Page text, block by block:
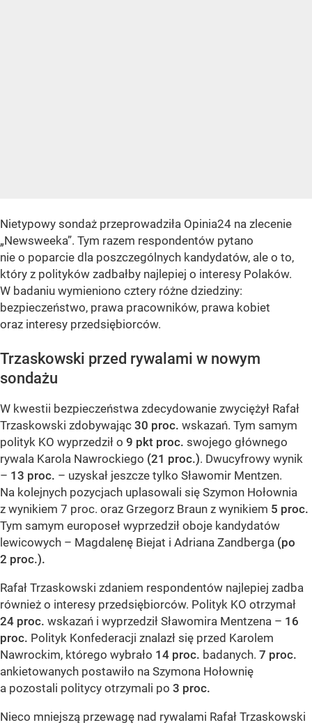
Nietypowy sondaż przeprowadziła Opinia24 na zlecenie
„Newsweeka”. Tym razem respondentów pytano
nie o poparcie dla poszczególnych kandydatów, ale o to,
który z polityków zadbałby najlepiej o interesy Polaków.
W badaniu wymieniono cztery różne dziedziny:
bezpieczeństwo, prawa pracowników, prawa kobiet
oraz interesy przedsiębiorców.
Trzaskowski przed rywalami w nowym
sondażu
W kwestii bezpieczeństwa zdecydowanie zwyciężył Rafał
Trzaskowski zdobywając 30 proc. wskazań. Tym samym
polityk KO wyprzedził o 9 pkt proc. swojego głównego
rywala Karola Nawrockiego (21 proc.). Dwucyfrowy wynik
– 13 proc. – uzyskał jeszcze tylko Sławomir Mentzen.
Na kolejnych pozycjach uplasowali się Szymon Hołownia
z wynikiem 7 proc. oraz Grzegorz Braun z wynikiem 5 proc.
Tym samym europoseł wyprzedził oboje kandydatów
lewicowych – Magdalenę Biejat i Adriana Zandberga (po
2 proc.).
Rafał Trzaskowski zdaniem respondentów najlepiej zadba
również o interesy przedsiębiorców. Polityk KO otrzymał
24 proc. wskazań i wyprzedził Sławomira Mentzena – 16
proc. Polityk Konfederacji znalazł się przed Karolem
Nawrockim, którego wybrało 14 proc. badanych. 7 proc.
ankietowanych postawiło na Szymona Hołownię
a pozostali politycy otrzymali po 3 proc.
Nieco mniejszą przewagę nad rywalami Rafał Trzaskowski